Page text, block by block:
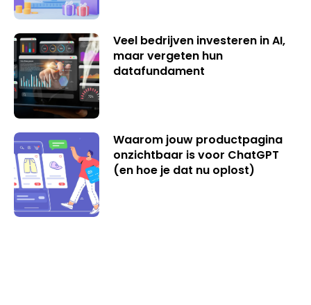
Veel bedrijven investeren in AI,
maar vergeten hun
datafundament
Waarom jouw productpagina
onzichtbaar is voor ChatGPT
(en hoe je dat nu oplost)